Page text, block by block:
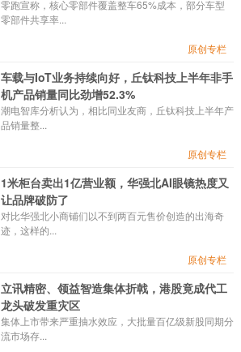
零跑宣称，核心零部件覆盖整车65%成本，部分车型
零部件共享率...
原创专栏
车载与IoT业务持续向好，丘钛科技上半年非手
机产品销量同比劲增52.3%
潮电智库分析认为，相比同业友商，丘钛科技上半年产
品销量整...
原创专栏
1米柜台卖出1亿营业额，华强北AI眼镜热度又
让品牌破防了
对比华强北小商铺们以不到两百元售价创造的出海奇
迹，这样的...
原创专栏
立讯精密、领益智造集体折戟，港股竟成代工
龙头破发重灾区
集体上市带来严重抽水效应，大批量百亿级新股同期分
流市场存...